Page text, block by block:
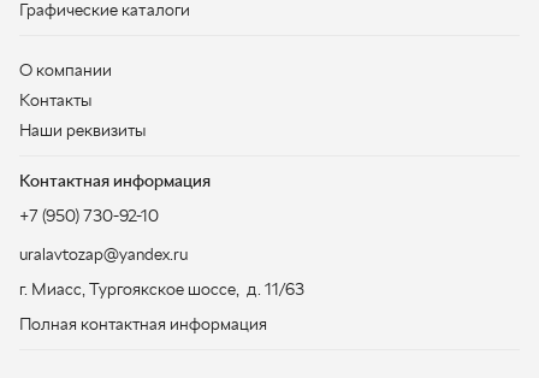
+7 (950) 730-92-10
uralavtozap@yandex.ru
г. Миасс, Тургоякское шоссе, д. 11/63
Полная контактная информация
Политика конфиденциальности